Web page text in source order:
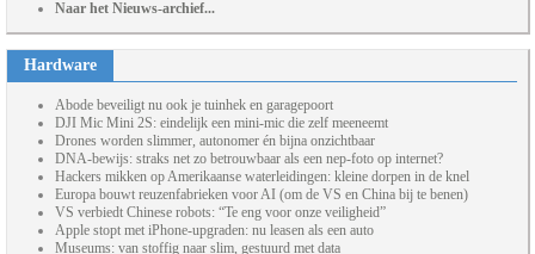
Naar het Nieuws-archief...
Hardware
Abode beveiligt nu ook je tuinhek en garagepoort
DJI Mic Mini 2S: eindelijk een mini-mic die zelf meeneemt
Drones worden slimmer, autonomer én bijna onzichtbaar
DNA-bewijs: straks net zo betrouwbaar als een nep-foto op internet?
Hackers mikken op Amerikaanse waterleidingen: kleine dorpen in de knel
Europa bouwt reuzenfabrieken voor AI (om de VS en China bij te benen)
VS verbiedt Chinese robots: “Te eng voor onze veiligheid”
Apple stopt met iPhone-upgraden: nu leasen als een auto
Museums: van stoffig naar slim, gestuurd met data